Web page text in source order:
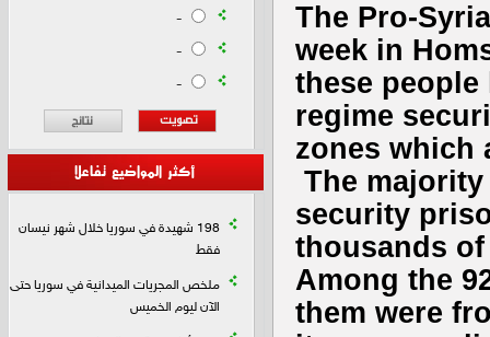
The Pro-
week in
these people
regime
zones which
The
security
thousands
Among the
them were
-
-
-
أكثر المواضيع تفاعلا
198 شهيدة في سوريا خلال شهر نيسان
فقط
ملخص المجريات الميدانية في سوريا حتى
الآن ليوم الخميس